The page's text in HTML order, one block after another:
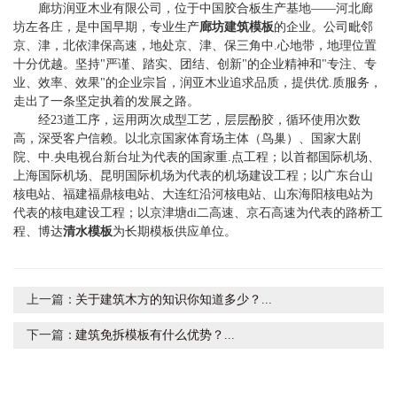
廊坊润亚木业有限公司，位于中国胶合板生产基地——河北廊
坊左各庄，是中国早期，专业生产廊坊建筑模板的企业。公司毗邻
京、津，北依津保高速，地处京、津、保三角中.心地带，地理位置
十分优越。坚持"严谨、踏实、团结、创新"的企业精神和"专注、专
业、效率、效果"的企业宗旨，润亚木业追求品质，提供优.质服务，
走出了一条坚定执着的发展之路。
经23道工序，运用两次成型工艺，层层酚胶，循环使用次数
高，深受客户信赖。以北京国家体育场主体（鸟巢）、国家大剧
院、中.央电视台新台址为代表的国家重.点工程；以首都国际机场、
上海国际机场、昆明国际机场为代表的机场建设工程；以广东台山
核电站、福建福鼎核电站、大连红沿河核电站、山东海阳核电站为
代表的核电建设工程；以京津塘di二高速、京石高速为代表的路桥工
程、博达清水模板为长期模板供应单位。
上一篇： 关于建筑木方的知识你知道多少？...
下一篇：建筑免拆模板有什么优势？...